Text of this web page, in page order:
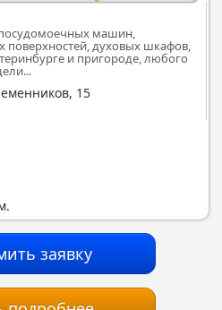
машин,
поверхностей, духовых шкафов,
и пригороде, любого
15
заявку